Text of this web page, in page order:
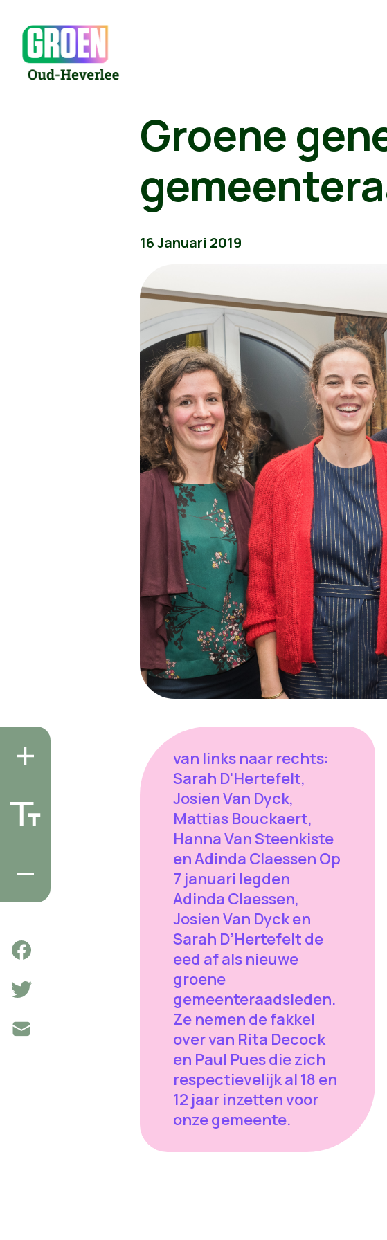
Groene
16 Januari 2019
van links naar rechts:
Sarah D'Hertefelt,
Josien Van Dyck,
Mattias Bouckaert,
Hanna Van Steenkiste
en Adinda Claessen Op
7 januari legden
Adinda Claessen,
Josien Van Dyck en
Sarah D’Hertefelt de
eed af als nieuwe
groene
gemeenteraadsleden.
Ze nemen de fakkel
over van Rita Decock
en Paul Pues die zich
respectievelijk al 18 en
12 jaar inzetten voor
onze gemeente.